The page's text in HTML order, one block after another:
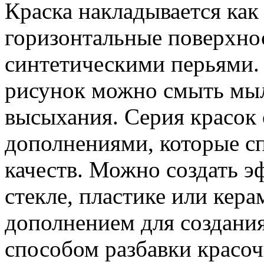
Краска накладывается
горизонтальные
синтетическими
рисунок можно смыть
высыхания. Серия
дополнениями, которые
качеств. Можно создать
стекле, пластике или
дополнением для
способом разбавки